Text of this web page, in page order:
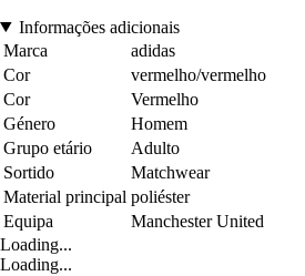
Informações adicionais
Marca
adidas
Cor
vermelho/vermelho
Cor
Vermelho
Género
Homem
Grupo etário
Adulto
Sortido
Matchwear
Material principal poliéster
Equipa
Manchester United
Loading...
Loading...